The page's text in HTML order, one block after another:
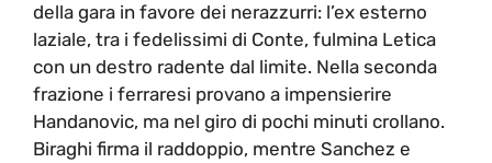
della gara in favore dei nerazzurri: l’ex esterno
laziale, tra i fedelissimi di Conte, fulmina Letica
con un destro radente dal limite. Nella seconda
frazione i ferraresi provano a impensierire
Handanovic, ma nel giro di pochi minuti crollano.
Biraghi firma il raddoppio, mentre Sanchez e